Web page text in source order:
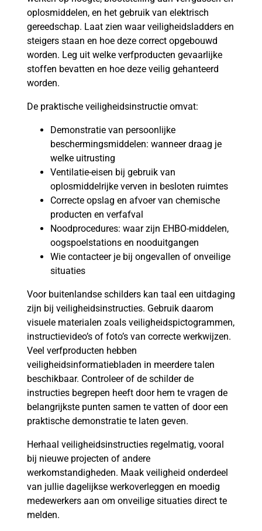
oplosmiddelen, en het gebruik van elektrisch
gereedschap. Laat zien waar veiligheidsladders en
steigers staan en hoe deze correct opgebouwd
worden. Leg uit welke verfproducten gevaarlijke
stoffen bevatten en hoe deze veilig gehanteerd
worden.
De praktische veiligheidsinstructie omvat:
Demonstratie van persoonlijke
beschermingsmiddelen: wanneer draag je
welke uitrusting
Ventilatie-eisen bij gebruik van
oplosmiddelrijke verven in besloten ruimtes
Correcte opslag en afvoer van chemische
producten en verfafval
Noodprocedures: waar zijn EHBO-middelen,
oogspoelstations en nooduitgangen
Wie contacteer je bij ongevallen of onveilige
situaties
Voor buitenlandse schilders kan taal een uitdaging
zijn bij veiligheidsinstructies. Gebruik daarom
visuele materialen zoals veiligheidspictogrammen,
instructievideo’s of foto’s van correcte werkwijzen.
Veel verfproducten hebben
veiligheidsinformatiebladen in meerdere talen
beschikbaar. Controleer of de schilder de
instructies begrepen heeft door hem te vragen de
belangrijkste punten samen te vatten of door een
praktische demonstratie te laten geven.
Herhaal veiligheidsinstructies regelmatig, vooral
bij nieuwe projecten of andere
werkomstandigheden. Maak veiligheid onderdeel
van jullie dagelijkse werkoverleggen en moedig
medewerkers aan om onveilige situaties direct te
melden.